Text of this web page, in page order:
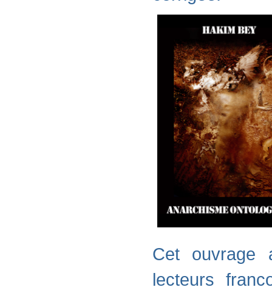
Cet ouvrage
lecteurs